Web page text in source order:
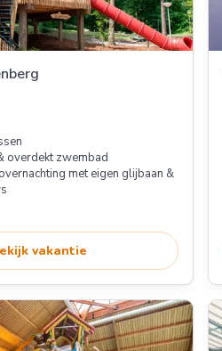
overdekt zwembad
met eigen glijbaan &
vakantie